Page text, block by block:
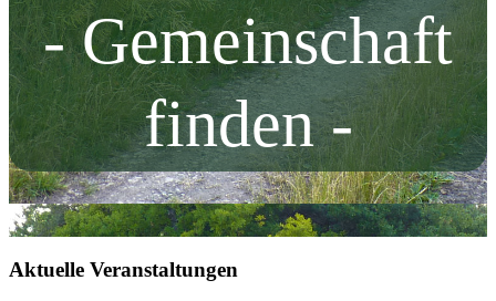
- Gemeinschaft
finden -
Aktuelle Veranstaltungen